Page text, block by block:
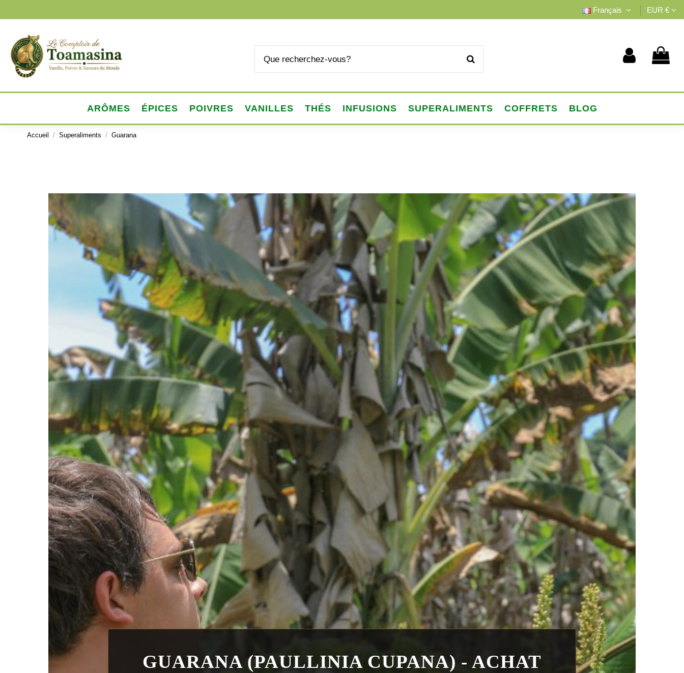
Français EUR €
ARÔMES ÉPICES POIVRES VANILLES THÉS INFUSIONS SUPERALIMENTS COFFRETS BLOG
Accueil Superaliments Guarana
GUARANA (PAULLINIA CUPANA) - ACHAT